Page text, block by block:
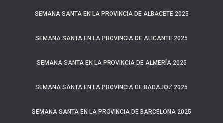
SEMANA SANTA EN LA PROVINCIA DE ALBACETE 2025
SEMANA SANTA EN LA PROVINCIA DE ALICANTE 2025
SEMANA SANTA EN LA PROVINCIA DE ALMERÍA 2025
SEMANA SANTA EN LA PROVINCIA DE BADAJOZ 2025
SEMANA SANTA EN LA PROVINCIA DE BARCELONA 2025